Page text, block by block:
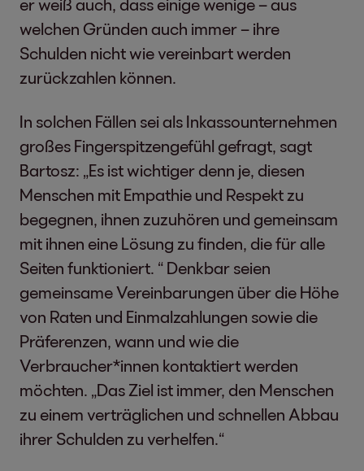
welchen Gründen auch immer – ihre
Schulden nicht wie vereinbart werden
zurückzahlen können.
In solchen Fällen sei als Inkassounternehmen
großes Fingerspitzengefühl gefragt, sagt
Bartosz: „Es ist wichtiger denn je, diesen
Menschen mit Empathie und Respekt zu
begegnen, ihnen zuzuhören und gemeinsam
mit ihnen eine Lösung zu finden, die für alle
Seiten funktioniert. “ Denkbar seien
gemeinsame Vereinbarungen über die Höhe
von Raten und Einmalzahlungen sowie die
Präferenzen, wann und wie die
Verbraucher*innen kontaktiert werden
möchten. „Das Ziel ist immer, den Menschen
zu einem verträglichen und schnellen Abbau
ihrer Schulden zu verhelfen.“